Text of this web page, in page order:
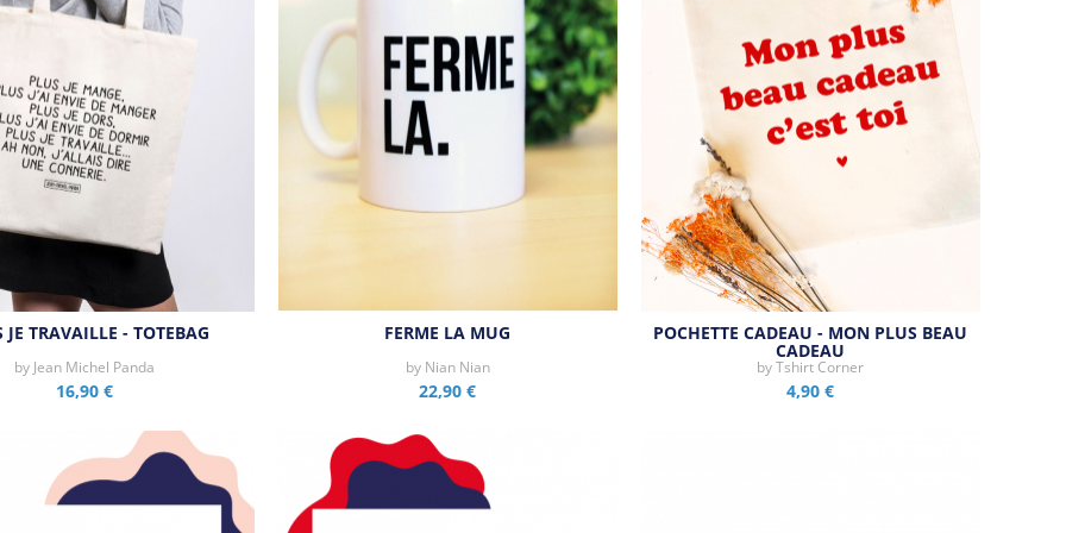
Aperçu rapide
JE TRAVAILLE - TOTEBAG
by Jean Michel Panda
16,90 € Aperçu rapide
FERME LA MUG
by Nian Nian
22,90 € Aperçu rapide
POCHETTE CADEAU - MON PLUS BEAU
CADEAU
byTshirt Corner
4,90 €